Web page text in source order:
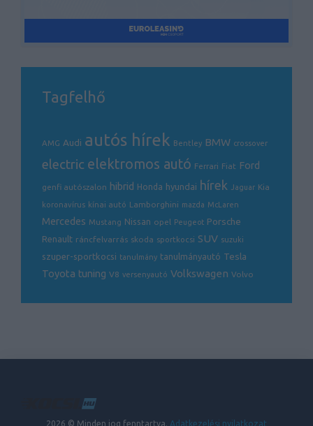
Tagfelhő
AMG Audi autós hírek Bentley BMW crossover
electric elektromos autó Ferrari Fiat Ford
genfi autószalon hibrid Honda hyundai hírek Jaguar Kia
koronavírus kínai autó Lamborghini mazda McLaren
Mercedes Mustang Nissan opel Peugeot Porsche
Renault ráncfelvarrás skoda sportkocsi SUV suzuki
szuper-sportkocsi tanulmány tanulmányautó Tesla
Toyota tuning V8 versenyautó Volkswagen Volvo
2026 © Minden jog fenntartva. Adatkezelési nyilatkozat